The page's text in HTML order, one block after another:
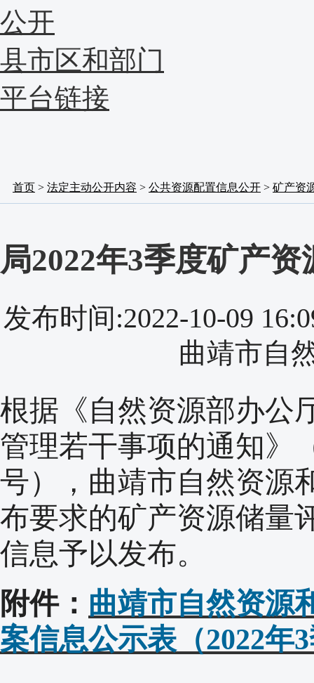
公开
县市区和部门
平台链接
首页 > 法定主动公开内容 > 公共资源配置信息公开 > 矿产资
局2022年3季度矿产
发布时间:2022-10-09
曲靖市自
根据《自然资源部办公
管理若干事项的通知》
号），曲靖市自然资源
布要求的矿产资源储量
信息予以发布。
附件： 曲靖市自然资源
案信息公示表（2022年